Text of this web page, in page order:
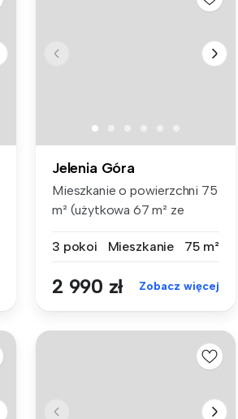
Jelenia Góra
Mieszkanie o powierzchni 75
m² (użytkowa 67 m² ze
3 pokoi
Mieszkanie 75 m²
2 990 zł Zobacz więcej